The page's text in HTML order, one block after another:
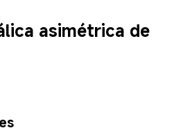
asimétrica de